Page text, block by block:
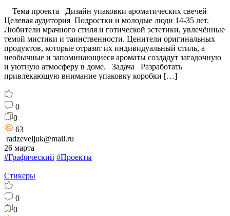
Тема проекта Дизайн упаковки ароматических свечей
Целевая аудитория Подростки и молодые люди 14-35 лет.
Любители мрачного стиля и готической эстетики, увлечённые
темой мистики и таинственности. Ценители оригинальных
продуктов, которые отразят их индивидуальный стиль, а
необычные и запоминающиеся ароматы создадут загадочную
и уютную атмосферу в доме. Задача Разработать
привлекающую внимание упаковку коробки […]
0
0
63
radzeveljuk@mail.ru
26 марта
#Графический #Проекты
Стикеры
0
0